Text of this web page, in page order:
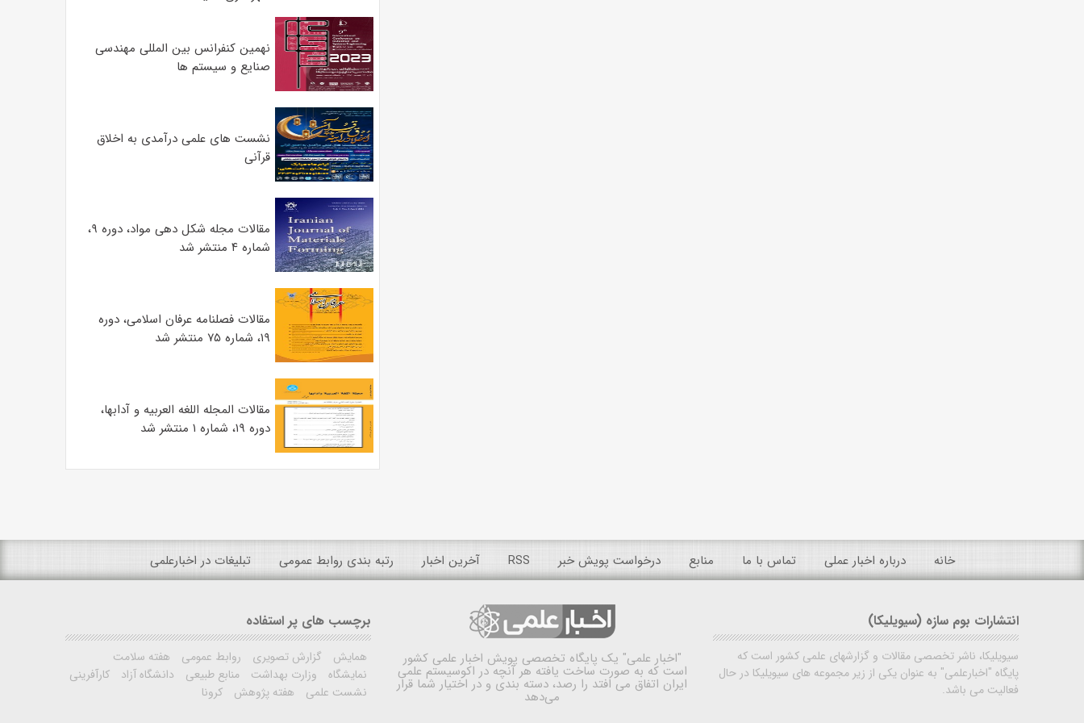
نهمین کنفرانس بین المللی مهندسی
صنایع و سیستم­ ها
نشست های علمی درآمدی به اخلاق
قرآنی
مقالات مجله شکل دهی مواد، دوره ۹،
شماره ۴ منتشر شد
مقالات فصلنامه عرفان اسلامی، دوره
۱۹، شماره ۷۵ منتشر شد
مقالات المجله اللغه العربیه و آدابها،
دوره ۱۹، شماره ۱ منتشر شد
خانه درباره اخبار عملی تماس با ما منابع درخواست پویش خبر RSS آخرین اخبار رتبه بندی روابط عمومی تبلیغات در اخبارعلمی
انتشارات بوم سازه (سیویلیکا)
سیویلیکا، ناشر تخصصی مقالات و گزارشهای علمی کشور است که
پایگاه "اخبارعلمی" به عنوان یکی از زیر مجموعه های سیویلیکا در حال
فعالیت می باشد.
"اخبار علمی" یک پایگاه تخصصی پویش اخبار علمی کشور
است که به صورت ساخت یافته هر آنچه در اکوسیستم علمی
ایران اتفاق می افتد را رصد، دسته بندی و در اختیار شما قرار
می‌دهد
برچسب های پر استفاده
همایش گزارش تصویری روابط عمومی
هفته سلامت
نمایشگاه
وزارت بهداشت منابع طبیعی دانشگاه آزاد
کارآفرینی
نشست علمی
هفته پژوهش کرونا